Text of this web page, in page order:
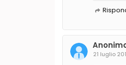
21 luglio